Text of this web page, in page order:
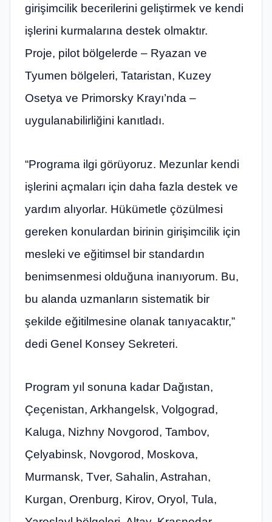
girişimcilik becerilerini geliştirmek ve kendi
işlerini kurmalarına destek olmaktır.
Proje, pilot bölgelerde – Ryazan ve
Tyumen bölgeleri, Tataristan, Kuzey
Osetya ve Primorsky Krayı’nda –
uygulanabilirliğini kanıtladı.
“Programa ilgi görüyoruz. Mezunlar kendi
işlerini açmaları için daha fazla destek ve
yardım alıyorlar. Hükümetle çözülmesi
gereken konulardan birinin girişimcilik için
mesleki ve eğitimsel bir standardın
benimsenmesi olduğuna inanıyorum. Bu,
bu alanda uzmanların sistematik bir
şekilde eğitilmesine olanak tanıyacaktır,”
dedi Genel Konsey Sekreteri.
Program yıl sonuna kadar Dağıstan,
Çeçenistan, Arkhangelsk, Volgograd,
Kaluga, Nizhny Novgorod, Tambov,
Çelyabinsk, Novgorod, Moskova,
Murmansk, Tver, Sahalin, Astrahan,
Kurgan, Orenburg, Kirov, Oryol, Tula,